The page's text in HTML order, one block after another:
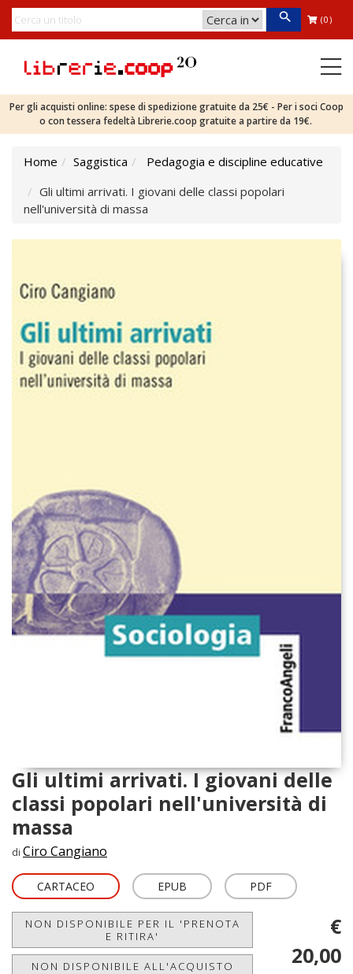
(0)
Per gli acquisti online: spese di spedizione gratuite da 25€ - Per i soci Coop
o con tessera fedeltà Librerie.coop gratuite a partire da 19€.
Home Saggistica
Pedagogia e discipline educative
Gli ultimi arrivati. I giovani delle classi popolari
nell'università di massa
Gli ultimi arrivati. I giovani delle
classi popolari nell'università di
massa
di Ciro Cangiano
CARTACEO EPUB PDF
NON DISPONIBILE PER IL 'PRENOTA
E RITIRA'
NON DISPONIBILE ALL'ACQUISTO
€
20,00